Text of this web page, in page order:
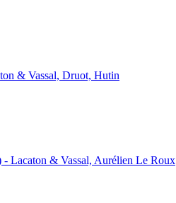
& Vassal, Druot, Hutin
- Lacaton & Vassal, Aurélien Le Roux